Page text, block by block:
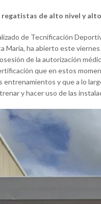
regatistas de alto nivel y
de Tecnificación
María, ha abierto este
de la autorización
que en estos
entrenamientos y que a lo
y hacer uso de las